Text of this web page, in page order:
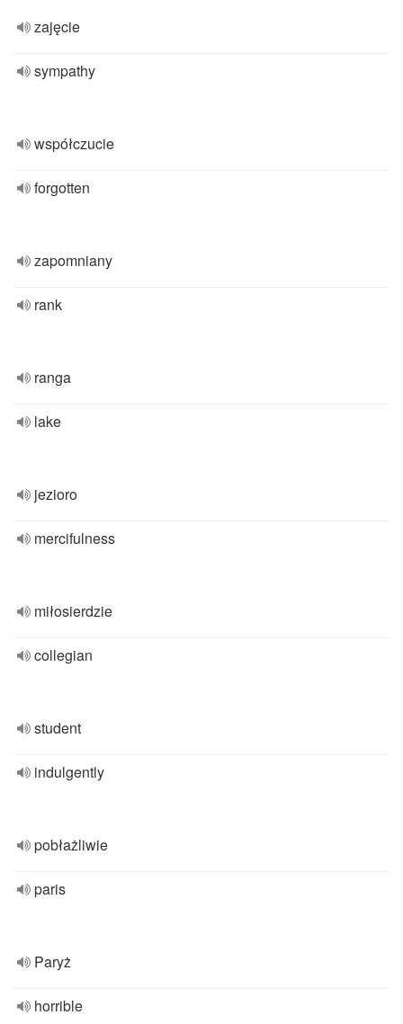
zajęcie
sympathy
współczucie
forgotten
zapomniany
rank
ranga
lake
jezioro
mercifulness
miłosierdzie
collegian
student
indulgently
pobłażliwie
paris
Paryż
horrible